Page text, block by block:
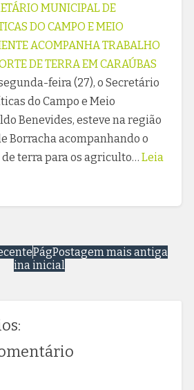
MUNICIPAL DE
DO CAMPO E MEIO
ACOMPANHA TRABALHO
DE TERRA EM CARAÚBAS
feira (27), o Secretário
do Campo e Meio
Benevides, esteve na região
Borracha acompanhando o
terra para os agriculto… Leia
Postagem mais antiga
Pág
ina inicial